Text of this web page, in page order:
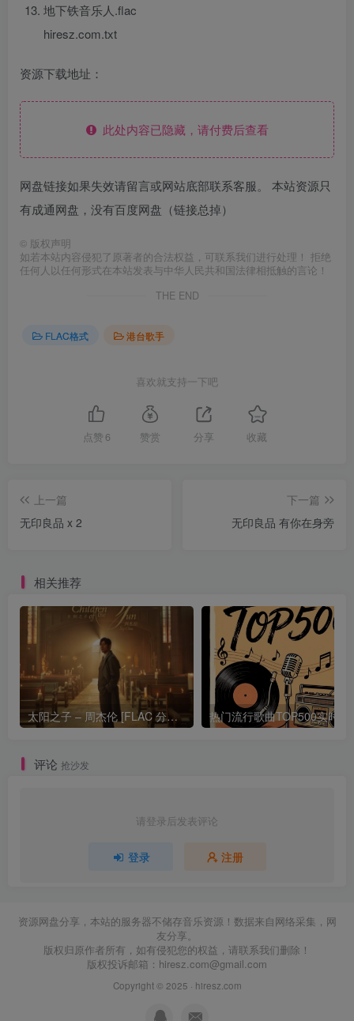
地下铁音乐人.flac
hiresz.com.txt
资源下载地址：
此处内容已隐藏，请付费后查看
网盘链接如果失效请留言或网站底部联系客服。 本站资源只
有成通网盘，没有百度网盘（链接总掉）
© 版权声明
如若本站内容侵犯了原著者的合法权益，可联系我们进行处理！ 拒绝
任何人以任何形式在本站发表与中华人民共和国法律相抵触的言论！
THE END
FLAC格式 港台歌手
喜欢就支持一下吧
点赞 6 赞赏 分享 收藏
上一篇
无印良品 x 2
下一篇
无印良品 有你在身旁
相关推荐
太阳之子 – 周杰伦 [FLAC 分轨 192Khz 24bit]
评论 抢沙发
请登录后发表评论
登录 注册
资源网盘分享，本站的服务器不储存音乐资源！数据来自网络采集，网
友分享。
版权归原作者所有，如有侵犯您的权益，请联系我们删除！
版权投诉邮箱： hiresz.com@gmail.com
Copyright © 2025 · hiresz.com